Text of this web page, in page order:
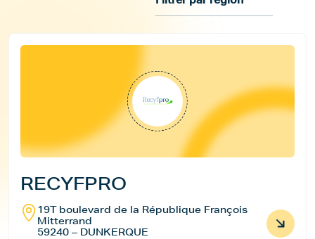
RECYFPRO
19T boulevard de la République François
Mitterrand
59240 – DUNKERQUE